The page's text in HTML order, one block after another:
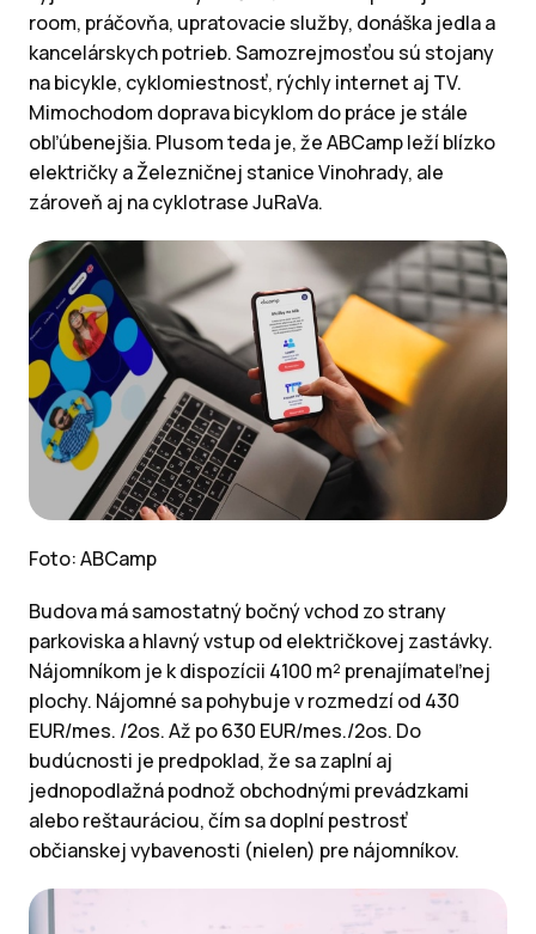
room, práčovňa, upratovacie služby, donáška jedla a
kancelárskych potrieb. Samozrejmosťou sú stojany
na bicykle, cyklomiestnosť, rýchly internet aj TV.
Mimochodom doprava bicyklom do práce je stále
obľúbenejšia. Plusom teda je, že ABCamp leží blízko
električky a Železničnej stanice Vinohrady, ale
zároveň aj na cyklotrase JuRaVa.
Foto: ABCamp
Budova má samostatný bočný vchod zo strany
parkoviska a hlavný vstup od električkovej zastávky.
Nájomníkom je k dispozícii 4100 m² prenajímateľnej
plochy. Nájomné sa pohybuje v rozmedzí od 430
EUR/mes. /2os. Až po 630 EUR/mes./2os. Do
budúcnosti je predpoklad, že sa zaplní aj
jednopodlažná podnož obchodnými prevádzkami
alebo reštauráciou, čím sa doplní pestrosť
občianskej vybavenosti (nielen) pre nájomníkov.